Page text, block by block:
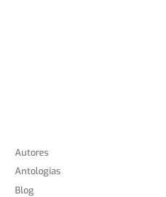
Autores
Antologias
Blog